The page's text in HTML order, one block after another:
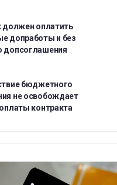
должен оплатить
допработы и без
допсоглашения
бюджетного
не освобождает
контракта